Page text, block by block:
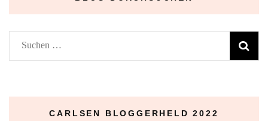
Suchen
nach:
CARLSEN BLOGGERHELD 2022